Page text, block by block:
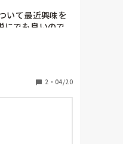
いて最近興味を
にでも良いので
2 ・ 04/20